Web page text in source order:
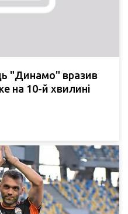
"Динамо" вразив
на 10-й хвилині